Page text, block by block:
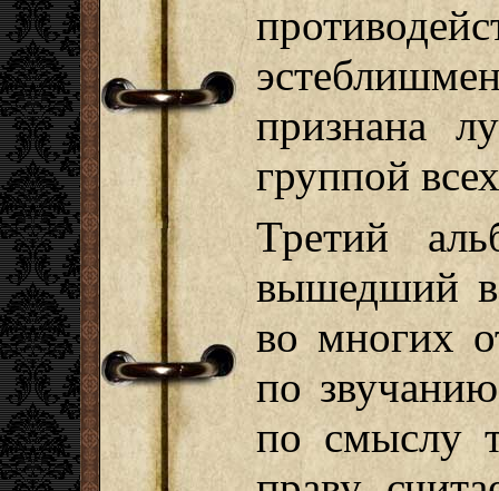
признана
группой
Третий
вышедший
во многих
по
по смыслу